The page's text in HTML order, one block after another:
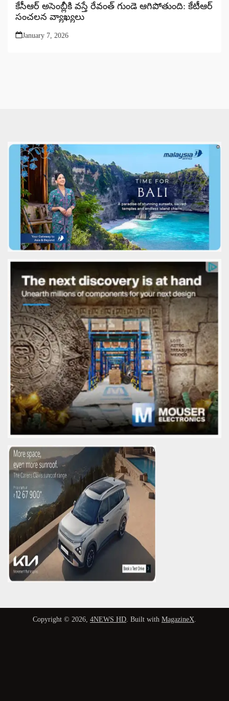
కేసీఆర్ అసెంబ్లీకి వస్తే రేవంత్ గుండె ఆగిపోతుంది: కేటీఆర్
సంచలన వ్యాఖ్యలు
January 7, 2026
Copyright © 2026, 4NEWS HD . Built with MagazineX